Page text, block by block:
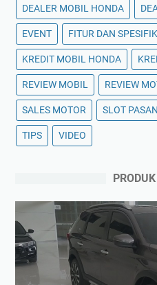
DEALER MOBIL HONDA
EVENT FITUR DAN
KREDIT MOBIL HONDA
REVIEW MOBIL REVIEW
SALES MOTOR SLOT
TIPS VIDEO